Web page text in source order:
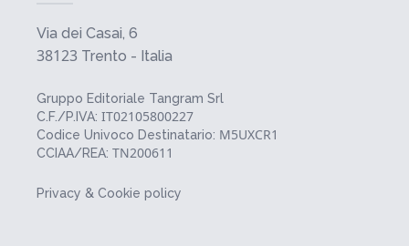
Via dei Casai, 6
38123 Trento - Italia
Gruppo Editoriale Tangram Srl
C.F./P.IVA: IT02105800227
Codice Univoco Destinatario: M5UXCR1
CCIAA/REA: TN200611
Privacy & Cookie policy